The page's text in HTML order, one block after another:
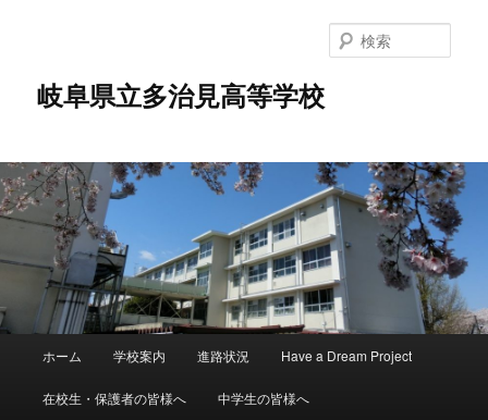
岐阜県立多治見高等学校
索
メ
イ
サ
ブ
ホーム 学校案内 進路状況 Have a Dream Project
在校生・保護者の皆様へ 中学生の皆様へ